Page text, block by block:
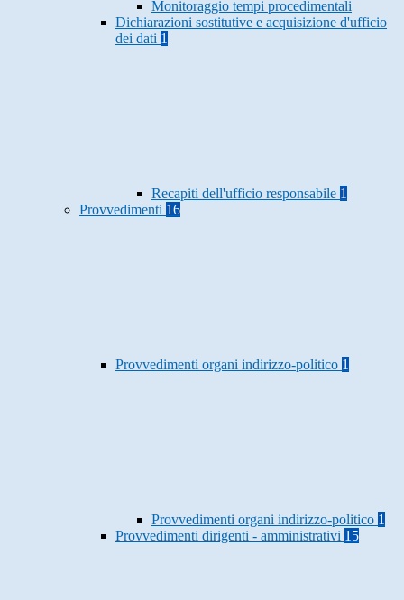
Monitoraggio tempi procedimentali
Dichiarazioni sostitutive e acquisizione d'ufficio
dei dati 1
Recapiti dell'ufficio responsabile 1
Provvedimenti 16
Provvedimenti organi indirizzo-politico 1
Provvedimenti organi indirizzo-politico 1
Provvedimenti dirigenti - amministrativi 15